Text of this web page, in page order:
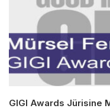
GIGI Awards Jürisine